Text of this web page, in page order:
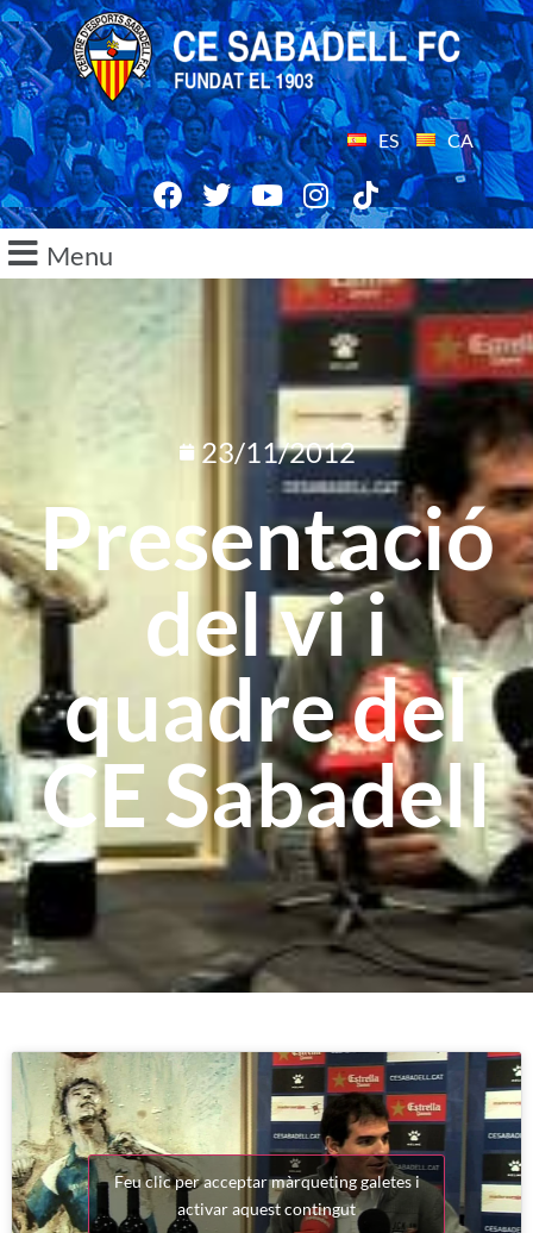
ES CA
Menu
23/11/2012
Presentació
del vi i
quadre del
CE Sabadell
Feu clic per acceptar màrqueting galetes i
activar aquest contingut